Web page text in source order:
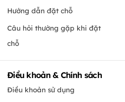
Hướng dẫn đặt chỗ
Câu hỏi thường gặp khi đặt
chỗ
Điều khoản & Chính sách
Điều khoản sử dụng